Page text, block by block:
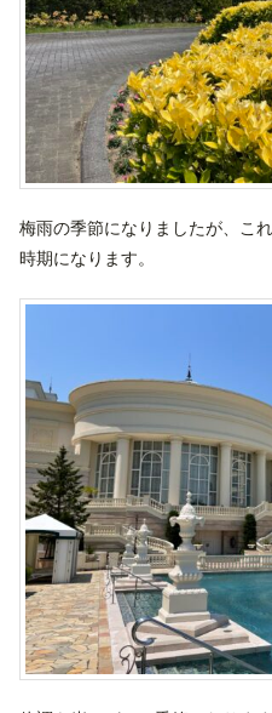
梅雨の季節になりましたが、こ
時期になります。